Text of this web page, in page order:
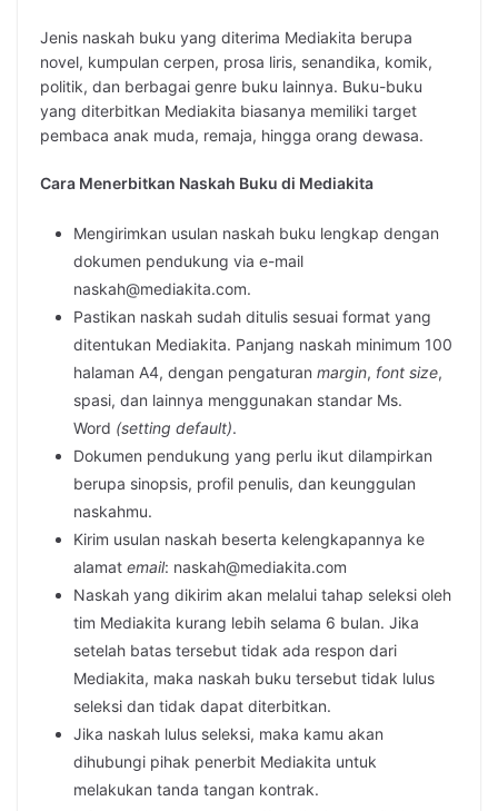
Jenis naskah buku yang diterima Mediakita berupa
novel, kumpulan cerpen, prosa liris, senandika, komik,
politik, dan berbagai genre buku lainnya. Buku-buku
yang diterbitkan Mediakita biasanya memiliki target
pembaca anak muda, remaja, hingga orang dewasa.
Cara Menerbitkan Naskah Buku di Mediakita
Mengirimkan usulan naskah buku lengkap dengan
dokumen pendukung via e-mail
naskah@mediakita.com.
Pastikan naskah sudah ditulis sesuai format yang
ditentukan Mediakita. Panjang naskah minimum 100
halaman A4, dengan pengaturan margin, font size,
spasi, dan lainnya menggunakan standar Ms.
Word (setting default).
Dokumen pendukung yang perlu ikut dilampirkan
berupa sinopsis, profil penulis, dan keunggulan
naskahmu.
Kirim usulan naskah beserta kelengkapannya ke
alamat email: naskah@mediakita.com
Naskah yang dikirim akan melalui tahap seleksi oleh
tim Mediakita kurang lebih selama 6 bulan. Jika
setelah batas tersebut tidak ada respon dari
Mediakita, maka naskah buku tersebut tidak lulus
seleksi dan tidak dapat diterbitkan.
Jika naskah lulus seleksi, maka kamu akan
dihubungi pihak penerbit Mediakita untuk
melakukan tanda tangan kontrak.